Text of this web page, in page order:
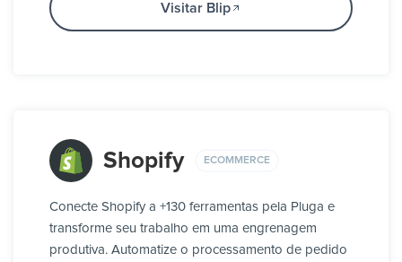
Visitar Blip
Shopify ECOMMERCE
Conecte Shopify a +130 ferramentas pela Pluga e
transforme seu trabalho em uma engrenagem
produtiva. Automatize o processamento de pedido